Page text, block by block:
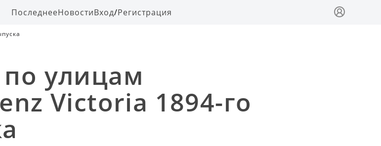
ПоследнееНовостиВход/Регистрация
улицам
Victoria 1894-го